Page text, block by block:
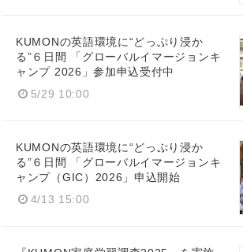
KUMONの英語環境に“どっぷり浸か
る”６日間 「グローバルイマージョンキ
ャンプ 2026」参加申込受付中
5/29 10:00
KUMONの英語環境に“どっぷり浸か
る”６日間 「グローバルイマージョンキ
ャンプ（GIC）2026」申込開始
4/13 15:00
English